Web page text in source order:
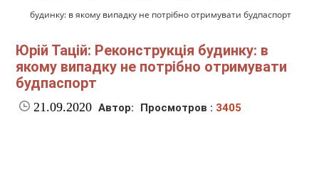
будинку: в якому випадку не потрібно отримувати будпаспорт
Юрій Тацій: Реконструкція будинку: в
якому випадку не потрібно отримувати
будпаспорт
21.09.2020 Автор: Просмотров : 3405